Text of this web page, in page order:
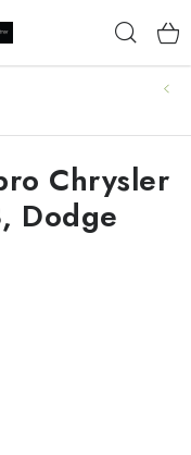
Chrysler
Dodge